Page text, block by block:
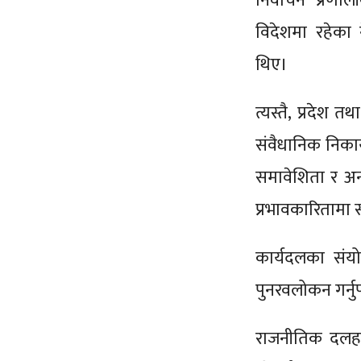
विदेशमा रहेका
थिए।
त्यस्तै, प्रदेश
संवैधानिक
समावेशिता र
कार्यदलका
पुनरवलोकन
राजनीतिक